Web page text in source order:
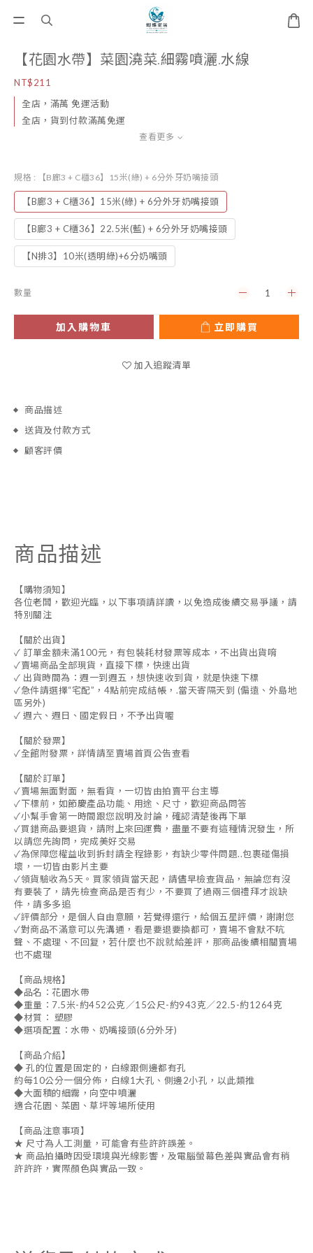
【花園水帶】菜園澆菜.細霧噴灑.水線
NT$211
全店，滿萬 免運活動
全店，貨到付款滿萬免運
查看更多
規格 : 【B廊3 + C櫃36】15米(綠) + 6分外牙奶嘴接頭
【B廊3 + C櫃36】15米(綠) + 6分外牙奶嘴接頭
【B廊3 + C櫃36】22.5米(藍) + 6分外牙奶嘴接頭
【N排3】10米(透明綠)+6分奶嘴頭
數量
加入購物車 立即購買
加入追蹤清單
商品描述
送貨及付款方式
顧客評價
商品描述
【購物須知】
各位老闆，歡迎光臨，以下事項請詳讀，以免造成後續交易爭議，請
特別關注
【關於出貨】
✓ 訂單金額未滿100元，有包裝耗材發票等成本，不出貨出貨唷
✓賣場商品全部現貨，直接下標，快速出貨
✓ 出貨時間為：週一到週五，想快速收到貨，就是快速下標
✓急件請選擇“宅配”，4點前完成結帳，.當天寄隔天到 (偏遠、外島地
區另外)
✓ 週六、週日、國定假日，不予出貨喔
【關於發票】
✓全館附發票，詳情請至賣場首頁公告查看
【關於訂單】
✓賣場無面對面，無看貨，一切皆由拍賣平台主導
✓下標前，如節慶產品功能、用途、尺寸，歡迎商品問答
✓小幫手會第一時間跟您說明及討論，確認清楚後再下單
✓買錯商品要退貨，請附上來回運費，盡量不要有這種情況發生，所
以請您先詢問，完成美好交易
✓為保障您權益收到拆封請全程錄影，有缺少零件問題..包裹碰傷損
壞，一切皆由影片主要
✓領貨驗收為5天。買家領貨當天起，請儘早檢查貨品，無論您有沒
有要裝了，請先檢查商品是否有少，不要買了過兩三個禮拜才說缺
件，請多多追
✓評價部分，是個人自由意願，若覺得還行，給個五星評價，謝謝您
✓對商品不滿意可以先溝通，看是要退要換都可，賣場不會默不吭
聲、不處理、不回复，若什麼也不說就給差評，那商品後續相關賣場
也不處理
【商品規格】
◆品名：花園水帶
◆重量：7.5米-約452公克／15公尺-約943克／22.5-約1264克
◆材質： 塑膠
◆選項配置：水帶、奶嘴接頭(6分外牙)
【商品介紹】
◆ 孔的位置是固定的，白線跟側邊都有孔
約每10公分一個分佈，白線1大孔、側邊2小孔，以此類推
◆大面積的細霧，向空中噴灑
適合花園、菜園、草坪等場所使用
【商品注意事項】
★ 尺寸為人工測量，可能會有些許許誤差。
★ 商品拍攝時因受環境與光線影響，及電腦螢幕色差與實品會有稍
許許許，實際顏色與實品一致。